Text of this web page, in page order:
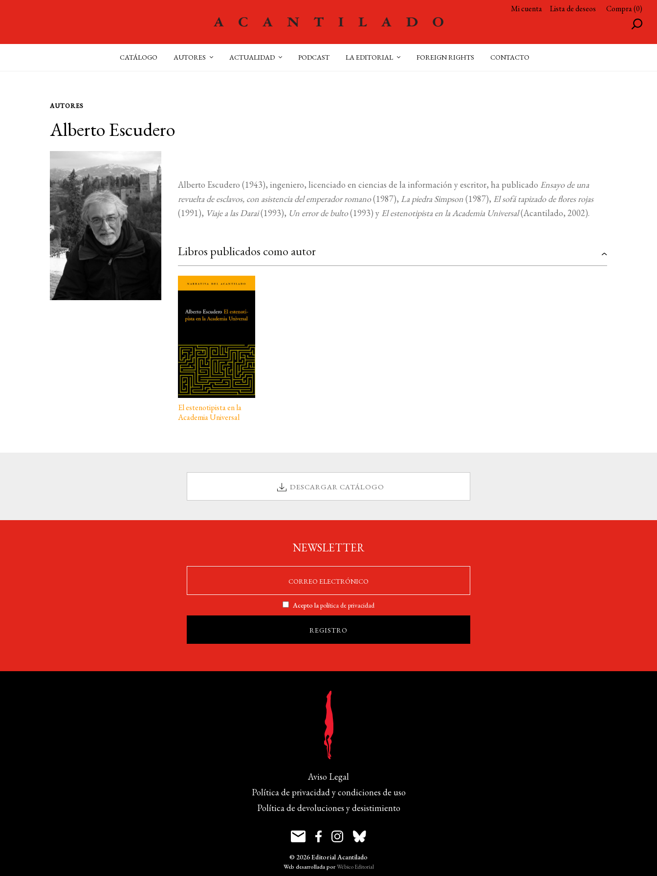
Mi cuenta Lista de deseos Compra (0)
CATÁLOGO AUTORES ACTUALIDAD PODCAST LA EDITORIAL FOREIGN RIGHTS CONTACTO
AUTORES
Alberto Escudero
Alberto Escudero (1943), ingeniero, licenciado en ciencias de la información y escritor, ha publicado Ensayo de una
revuelta de esclavos, con asistencia del emperador romano(1987), La piedra Simpson(1987), El sofá tapizado de flores rojas
(1991), Viaje a las Darai(1993), Un error de bulto(1993) y El estenotipista en la Academia Universal(Acantilado, 2002).
Libros publicados como autor
El estenotipista en la
Academia Universal
DESCARGAR CATÁLOGO
NEWSLETTER
Acepto lapolítica de privacidad
Aviso Legal
Política de privacidad y condiciones de uso
Política de devoluciones y desistimiento
© 2026 Editorial Acantilado
Web desarrollada porWébico Editorial